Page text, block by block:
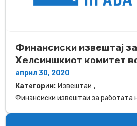
Финансиски извештај
Хелсиншкиот комитет
април 30, 2020
Категории: Извештаи ,
Финансиски извештаи за работата